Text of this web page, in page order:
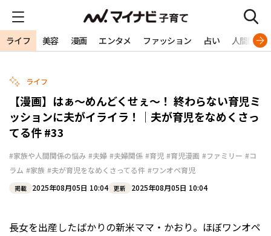
ライフ 美容 漫画 エンタメ ファッション 占い 人間関係
ライフ
【漫画】はぁ〜めんどくせぇ〜！ 終わらない育児ミ
ッションに夫がイライラ！｜夫が育児をなめくさっ
てる件 #33
#家族や人間関係の悩み #夫婦 #夫婦関係 #育児 #育児漫画 #ファミリー #コ
ラム #家族 #夫が育児をなめくさってる件 #ワンオペ育児
掲載 2025年08月05日 10:04 更新 2025年08月05日 10:04
長女を出産したばかりの新米ママ・かおり。ほぼワンオペ